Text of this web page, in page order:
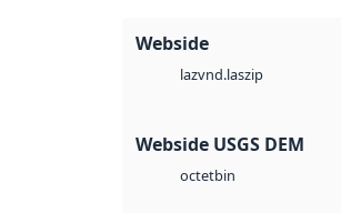
Webside
lazvnd.laszip
Webside USGS DEM
octetbin